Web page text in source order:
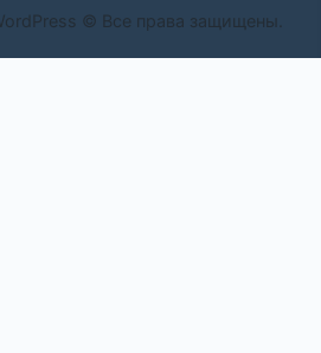
© Все права защищены.